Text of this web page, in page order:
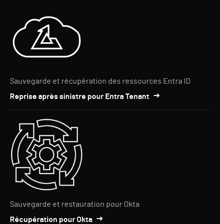
Sauvegarde et récupération des ressources Entra ID
Reprise après sinistre pour Entra Tenant
Sauvegarde et restauration pour Okta
Récupération pour Okta